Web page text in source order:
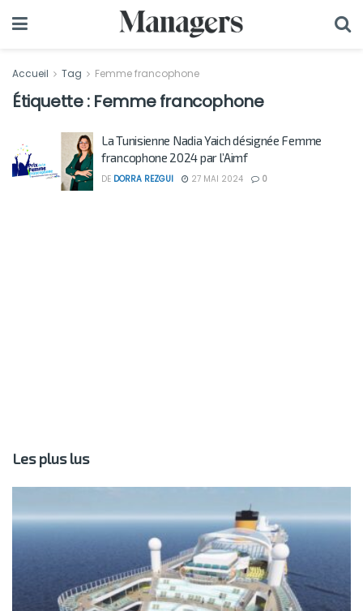
Accueil Tag Femme francophone
Étiquette : Femme francophone
La Tunisienne Nadia Yaich désignée Femme
francophone 2024 par l’Aimf
DE DORRA REZGUI 27 MAI 2024 0
Les plus lus